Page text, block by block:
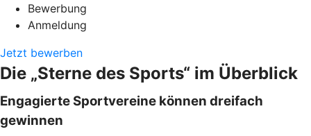
Bewerbung
Anmeldung
Jetzt bewerben
Die „Sterne des Sports“ im Überblick
Engagierte Sportvereine können dreifach
gewinnen